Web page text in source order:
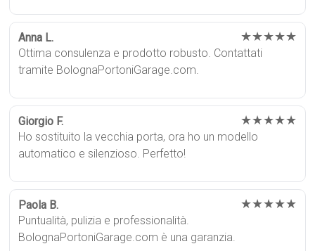
Anna L. ★★★★★
Ottima consulenza e prodotto robusto. Contattati
tramite BolognaPortoniGarage.com.
Giorgio F. ★★★★★
Ho sostituito la vecchia porta, ora ho un modello
automatico e silenzioso. Perfetto!
Paola B. ★★★★★
Puntualità, pulizia e professionalità.
BolognaPortoniGarage.com è una garanzia.